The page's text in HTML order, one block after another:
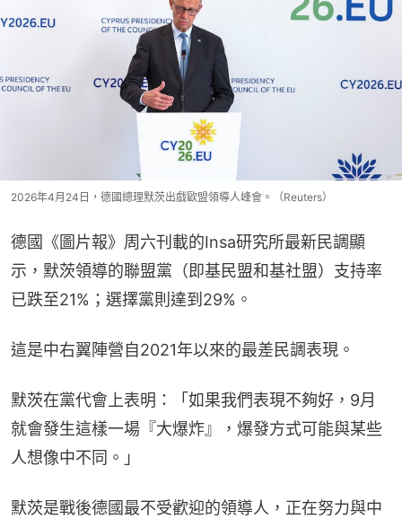
2026年4月24日，德國總理默茨出戲歐盟領導人峰會。（Reuters）
德國《圖片報》周六刊載的Insa研究所最新民調顯
示，默茨領導的聯盟黨（即基民盟和基社盟）支持率
已跌至21%；選擇黨則達到29%。
這是中右翼陣營自2021年以來的最差民調表現。
默茨在黨代會上表明：「如果我們表現不夠好，9月
就會發生這樣一場『大爆炸』，爆發方式可能與某些
人想像中不同。」
默茨是戰後德國最不受歡迎的領導人，正在努力與中